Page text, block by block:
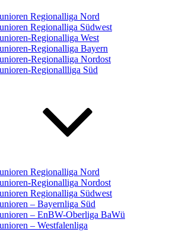
Regionalliga Nord
Regionalliga Südwest
Regionalliga West
Regionalliga Bayern
Regionalliga Nordost
Regionallliga Süd
Regionalliga Nord
Regionalliga Nordost
Regionalliga Südwest
– Bayernliga Süd
– EnBW-Oberliga BaWü
– Westfalenliga